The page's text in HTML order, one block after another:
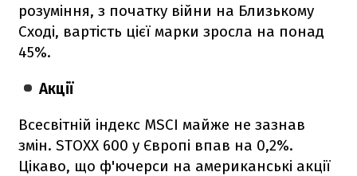
розуміння, з початку війни на Близькому
Сході, вартість цієї марки зросла на понад
45%.
Акції
Всесвітній індекс MSCI майже не зазнав
змін. STOXX 600 у Європі впав на 0,2%.
Цікаво, що ф'ючерси на американські акції